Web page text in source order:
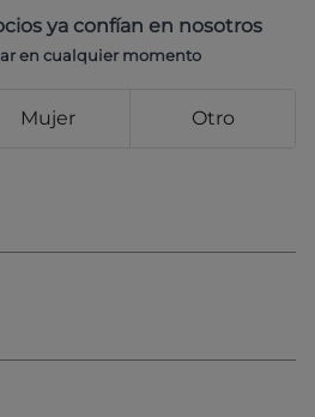
ya confían en nosotros
en cualquier momento
Mujer Otro